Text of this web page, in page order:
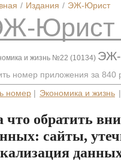
Издания ЭЖ-Юрист
Юрист
и жизнь №22 (10134)
номер приложения за 840
номер Экономика и жизнь
что обратить
сайты,